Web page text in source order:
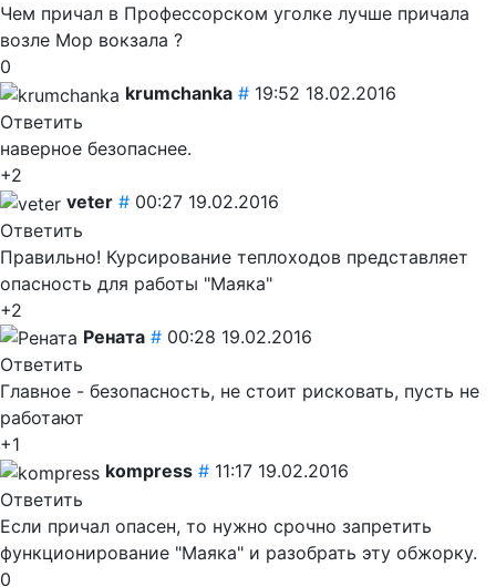
Чем причал в Профессорском уголке лучше причала
возле Мор вокзала ?
0
krumchanka # 19:52 18.02.2016
Ответить
наверное безопаснее.
+2
veter # 00:27 19.02.2016
Ответить
Правильно! Курсирование теплоходов представляет
опасность для работы "Маяка"
+2
Рената # 00:28 19.02.2016
Ответить
Главное - безопасность, не стоит рисковать, пусть не
работают
+1
kompress # 11:17 19.02.2016
Ответить
Если причал опасен, то нужно срочно запретить
функционирование "Маяка" и разобрать эту обжорку.
0